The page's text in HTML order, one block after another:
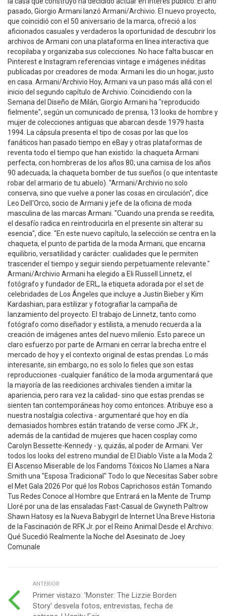
pasado, Giorgio Armani lanzó Armani/Archivio. El nuevo proyecto,
que coincidió con el 50 aniversario de la marca, ofreció a los
aficionados casuales y verdaderos la oportunidad de descubrir los
archivos de Armani con una plataforma en línea interactiva que
recopilaba y organizaba sus colecciones. No hace falta buscar en
Pinterest e Instagram referencias vintage e imágenes inéditas
publicadas por creadores de moda: Armani les dio un hogar, justo
en casa. Armani/Archivio Hoy, Armani va un paso más allá con el
inicio del segundo capítulo de Archivio. Coincidiendo con la
Semana del Diseño de Milán, Giorgio Armani ha "reproducido
fielmente", según un comunicado de prensa, 13 looks de hombre y
mujer de colecciones antiguas que abarcan desde 1979 hasta
1994. La cápsula presenta el tipo de cosas por las que los
fanáticos han pasado tiempo en eBay y otras plataformas de
reventa todo el tiempo que han existido: la chaqueta Armani
perfecta, con hombreras de los años 80; una camisa de los años
90 adecuada; la chaqueta bomber de tus sueños (o que intentaste
robar del armario de tu abuelo). "Armani/Archivio no solo
conserva, sino que vuelve a poner las cosas en circulación", dice
Leo Dell'Orco, socio de Armani y jefe de la oficina de moda
masculina de las marcas Armani. "Cuando una prenda se reedita,
el desafío radica en reintroducirla en el presente sin alterar su
esencia", dice. "En este nuevo capítulo, la selección se centra en la
chaqueta, el punto de partida de la moda Armani, que encarna
equilibrio, versatilidad y carácter: cualidades que le permiten
trascender el tiempo y seguir siendo perpetuamente relevante."
Armani/Archivio Armani ha elegido a Eli Russell Linnetz, el
fotógrafo y fundador de ERL, la etiqueta adorada por el set de
celebridades de Los Ángeles que incluye a Justin Bieber y Kim
Kardashian, para estilizar y fotografiar la campaña de
lanzamiento del proyecto. El trabajo de Linnetz, tanto como
fotógrafo como diseñador y estilista, a menudo recuerda a la
creación de imágenes antes del nuevo milenio. Esto parece un
claro esfuerzo por parte de Armani en cerrar la brecha entre el
mercado de hoy y el contexto original de estas prendas. Lo más
interesante, sin embargo, no es solo lo fieles que son estas
reproducciones -cualquier fanático de la moda argumentará que
la mayoría de las reediciones archivales tienden a imitar la
apariencia, pero rara vez la calidad- sino que estas prendas se
sienten tan contemporáneas hoy como entonces. Atribuye eso a
nuestra nostalgia colectiva - argumentaré que hoy en día
demasiados hombres están tratando de verse como JFK Jr.,
además de la cantidad de mujeres que hacen cosplay como
Carolyn Bessette-Kennedy - y, quizás, al poder de Armani. Ver
todos los looks del estreno mundial de El Diablo Viste a la Moda 2
El Ascenso Miserable de los Fandoms Tóxicos No Llames a Nara
Smith una "Esposa Tradicional" Todo lo que Necesitas Saber sobre
el Met Gala 2026 Por qué los Robos Caprichosos están Tomando
Tus Redes Conoce al Hombre que Entrará en la Mente de Trump
Lloré por una de las ensaladas Fast-Casual de Gwyneth Paltrow
Shawn Hatosy es la Nueva Babygirl de Internet Una Breve Historia
de la Fascinación de RFK Jr. por el Reino Animal Desde el Archivo:
Qué Sucedió Realmente la Noche del Asesinato de Joey
Comunale
ANTERIOR
Primer vistazo: 'Monster: The Lizzie Borden
Story' desvela fotos, entrevistas, fecha de